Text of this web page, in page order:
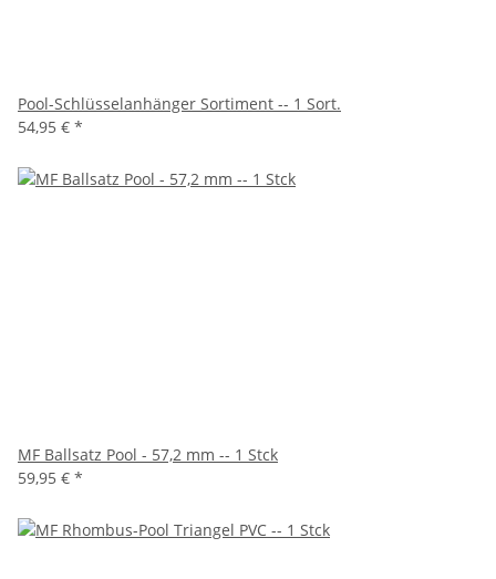
Pool-Schlüsselanhänger Sortiment -- 1 Sort.
54,95 € *
MF Ballsatz Pool - 57,2 mm -- 1 Stck
59,95 € *